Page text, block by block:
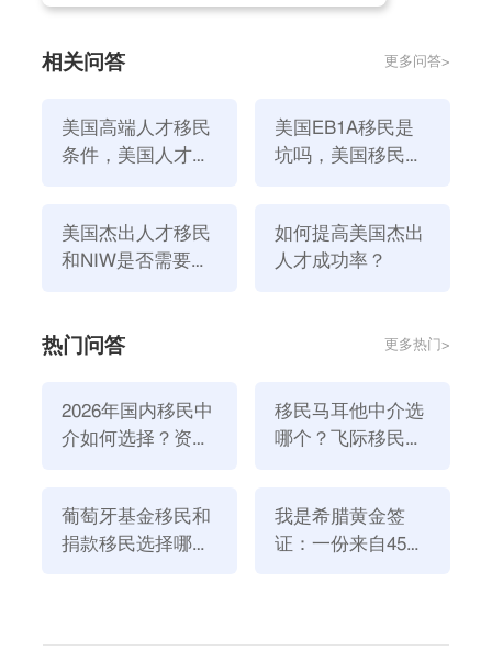
艺术等方面的成功。
实际上美国人才移民不需要长期住在美国。而美国杰出
人才移民有以下方面的优势：
制，无居住要求，无需美国雇主担保和劳动证明。
2、绿卡等待期短：一步到位获得永久绿卡。虽然美国
相关问答 更多问答>
美国高端人才移民
条件，美国人才移
美国EB1A移民是
坑吗，美国移民
美国杰出人才移民
和NIW是否需要雇
如何提高美国杰出
人才成功率？
热门问答 更多热门>
2026年国内移民中
介如何选择？资
移民马耳他中介选
哪个？飞际移民是
葡萄牙基金移民和
捐款移民选择哪个
我是希腊黄金签
证：一份来自45亿